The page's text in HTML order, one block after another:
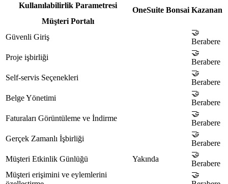
Kullanılabilirlik Parametresi
OneSuite Bonsai Kazanan
Müşteri Portalı
Güvenli Giriş
🤝
Berabere
Proje işbirliği
🤝
Berabere
Self-servis Seçenekleri
🤝
Berabere
Belge Yönetimi
🤝
Berabere
Faturaları Görüntüleme ve İndirme
🤝
Berabere
Gerçek Zamanlı İşbirliği
🤝
Berabere
Müşteri Etkinlik Günlüğü
Yakında
🤝
Berabere
Müşteri erişimini ve eylemlerini
🤝